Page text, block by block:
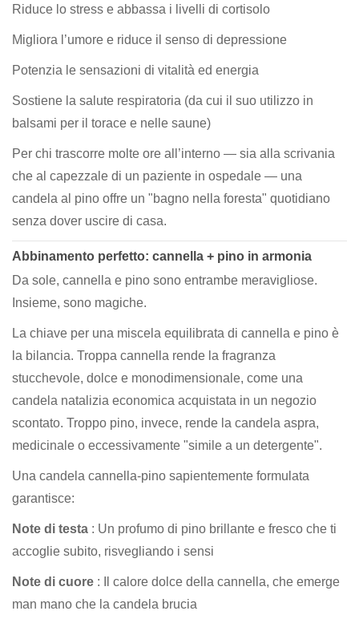
Riduce lo stress e abbassa i livelli di cortisolo
Migliora l’umore e riduce il senso di depressione
Potenzia le sensazioni di vitalità ed energia
Sostiene la salute respiratoria (da cui il suo utilizzo in
balsami per il torace e nelle saune)
Per chi trascorre molte ore all’interno — sia alla scrivania
che al capezzale di un paziente in ospedale — una
candela al pino offre un "bagno nella foresta" quotidiano
senza dover uscire di casa.
Abbinamento perfetto: cannella + pino in armonia
Da sole, cannella e pino sono entrambe meravigliose.
Insieme, sono magiche.
La chiave per una miscela equilibrata di cannella e pino è
la bilancia. Troppa cannella rende la fragranza
stucchevole, dolce e monodimensionale, come una
candela natalizia economica acquistata in un negozio
scontato. Troppo pino, invece, rende la candela aspra,
medicinale o eccessivamente "simile a un detergente".
Una candela cannella-pino sapientemente formulata
garantisce:
Note di testa : Un profumo di pino brillante e fresco che ti
accoglie subito, risvegliando i sensi
Note di cuore : Il calore dolce della cannella, che emerge
man mano che la candela brucia